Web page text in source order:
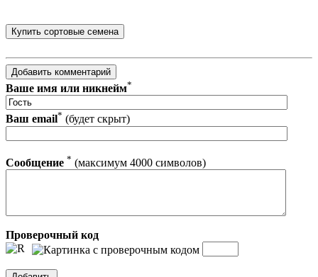
Ваше имя или никнейм*
Ваш email* (будет скрыт)
Сообщение * (максимум 4000 символов)
Проверочный код